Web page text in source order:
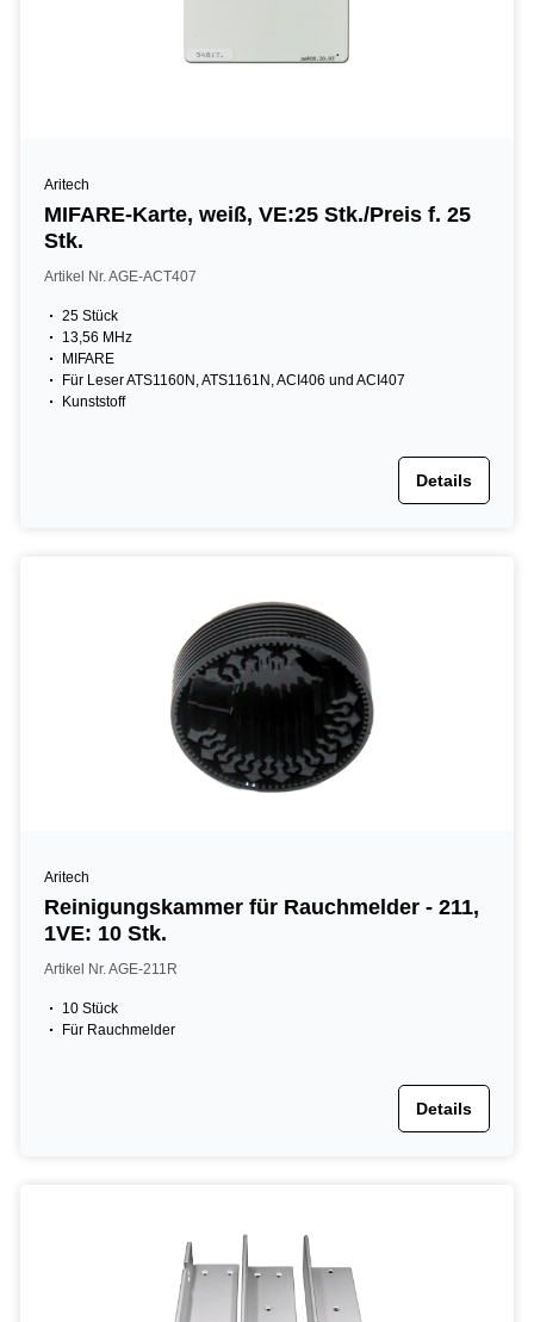
Aritech
MIFARE-Karte, weiß, VE:25 Stk./Preis f. 25
Stk.
Artikel Nr. AGE-ACT407
25 Stück
13,56 MHz
MIFARE
Für Leser ATS1160N, ATS1161N, ACI406 und ACI407
Kunststoff
Details
Aritech
Reinigungskammer für Rauchmelder - 211,
1VE: 10 Stk.
Artikel Nr. AGE-211R
10 Stück
Für Rauchmelder
Details